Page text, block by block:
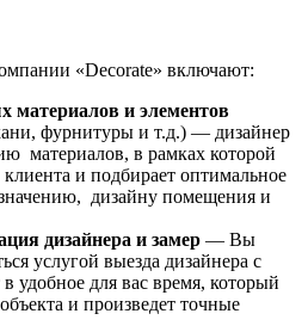
«Decorate» включают:
материалов и элементов
фурнитуры и т.д.) — дизайнер
материалов, в рамках которой
и подбирает оптимальное
дизайну помещения и
дизайнера и замер — Вы
услугой выезда дизайнера с
удобное для вас время, который
и произведет точные